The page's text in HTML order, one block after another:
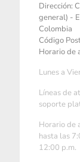
Dirección:
general) -
Colombia
Código
Horario de
Lunes a
Líneas de
soporte
Horario de
hasta las
12:00 p.m.